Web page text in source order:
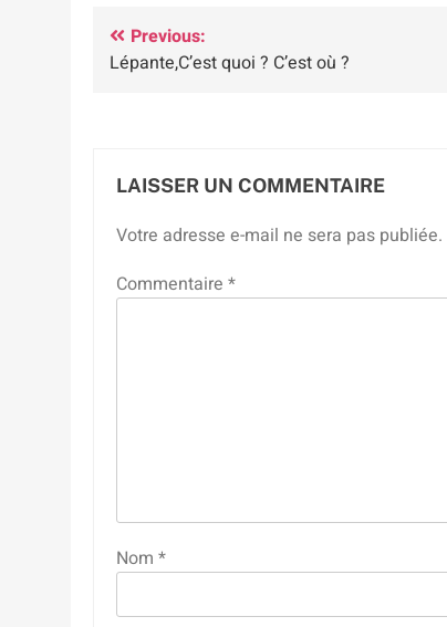
Navigation
de
Previous:
Lépante,C’est quoi ? C’est où ?
LAISSER UN COMMENTAIRE
Votre adresse e-mail ne sera pas publiée.
Commentaire *
Nom *